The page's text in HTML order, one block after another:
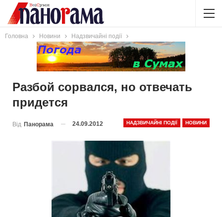
Головна Новини Надзвичайні події
Разбой сорвался, но отвечать
придется
НАДЗВИЧАЙНІ ПОДІЇ НОВИНИ
Від Панорама 24.09.2012